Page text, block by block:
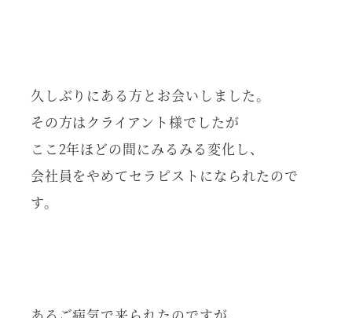
久しぶりにある方とお会いしました。
その方はクライアント様でしたが
ここ2年ほどの間にみるみる変化し、
会社員をやめてセラピストになられたので
す。